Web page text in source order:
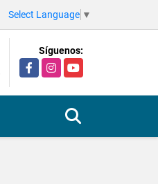
Select Language ▼
Síguenos:
FacebookInstagramYouTube